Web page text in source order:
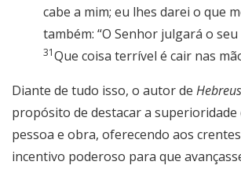
cabe a mim; eu lhes darei o que
também: “O Senhor julgará o seu
31Que coisa terrível é cair nas
Diante de tudo isso, o autor de Hebreus
propósito de destacar a superioridade
pessoa e obra, oferecendo aos
incentivo poderoso para que